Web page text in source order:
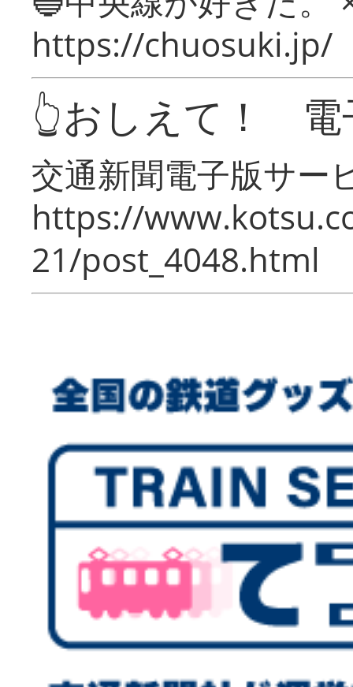
https://chuosuki.jp/
👆おしえて！ 電
交通新聞電子版サー
https://
21/post_4048.html